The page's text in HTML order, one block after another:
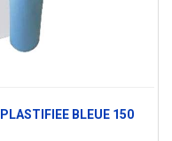
BLEUE 150